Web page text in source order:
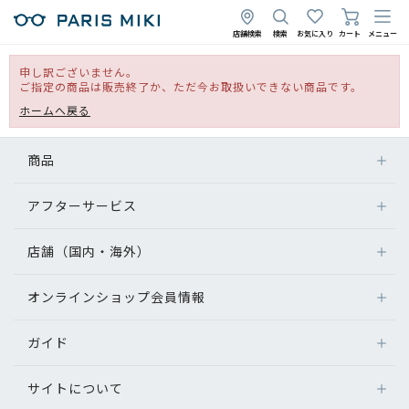
店舗検索 検索 お気に入り カート メニュー
申し訳ございません。
ご指定の商品は販売終了か、ただ今お取扱いできない商品です。
ホームへ戻る
商品
アフターサービス
店舗（国内・海外）
オンラインショップ会員情報
ガイド
サイトについて